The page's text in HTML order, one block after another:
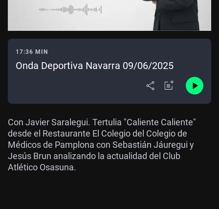
17:36 MIN
Onda Deportiva Navarra 09/06/2025
Con Javier Saralegui. Tertulia "Caliente Caliente"
desde el Restaurante El Colegio del Colegio de
Médicos de Pamplona con Sebastián Jáuregui y
Jesús Brun analizando la actualidad del Club
Atlético Osasuna.